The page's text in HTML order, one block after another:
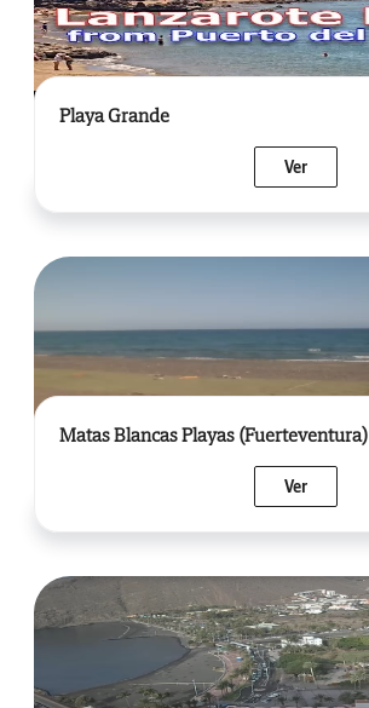
Playa Grande
Ver
Matas Blancas Playas (Fuerteventura)
Ver